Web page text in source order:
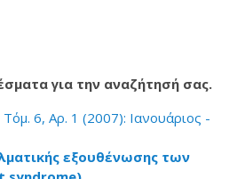
για την αναζήτησή σας.
6, Αρ. 1 (2007): Ιανουάριος -
εξουθένωσης των